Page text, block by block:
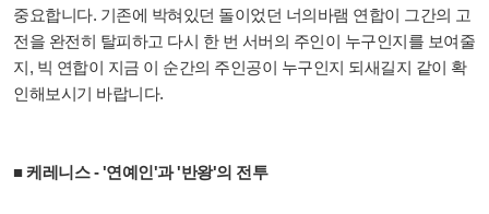
중요합니다. 기존에 박혀있던 돌이었던 너의바램 연합이 그간의 고
전을 완전히 탈피하고 다시 한 번 서버의 주인이 누구인지를 보여줄
지, 빅 연합이 지금 이 순간의 주인공이 누구인지 되새길지 같이 확
인해보시기 바랍니다.
■ 케레니스 - '연예인'과 '반왕'의 전투